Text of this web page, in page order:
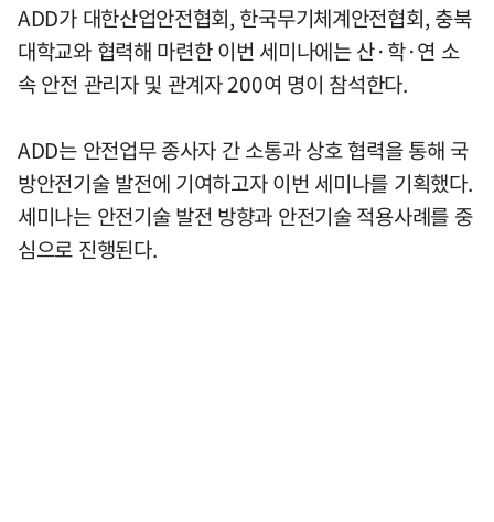
ADD가 대한산업안전협회, 한국무기체계안전협회, 충북
대학교와 협력해 마련한 이번 세미나에는 산·학·연 소
속 안전 관리자 및 관계자 200여 명이 참석한다.
ADD는 안전업무 종사자 간 소통과 상호 협력을 통해 국
방안전기술 발전에 기여하고자 이번 세미나를 기획했다.
세미나는 안전기술 발전 방향과 안전기술 적용사례를 중
심으로 진행된다.